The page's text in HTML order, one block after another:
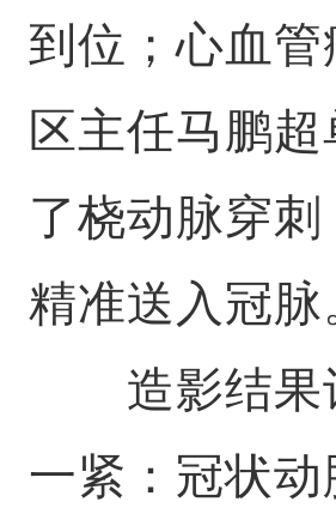
到位；心血管
区主任马鹏
了桡动脉穿
精准送入冠脉
造影结果
一紧：冠状